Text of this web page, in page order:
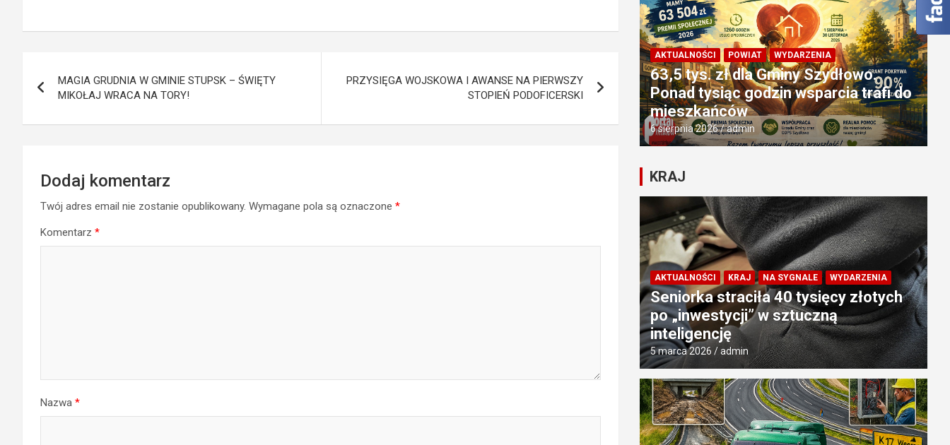
park miejski do
emerytur! Co się
minimalna
emerytura?
zakończona!
jakimi zabytkami
Mławskiego –
kobieca siła w
Chądzynach!
wpisu
MAGIA GRUDNIA W GMINIE STUPSK – ŚWIĘTY
MIKOŁAJ WRACA NA TORY!
PRZYSIĘGA WOJSKOWA I AWANSE NA PIERWSZY
STOPIEŃ PODOFICERSKI
Dodaj komentarz
Twój adres email nie zostanie opublikowany. Wymagane pola są oznaczone *
Komentarz *
Nazwa *
AKTUALNOŚCI POWIAT WYDARZENIA
63,5 tys. zł dla Gminy Szydłowo.
Ponad tysiąc godzin wsparcia trafi do
mieszkańców
6 sierpnia 2026 admin
KRAJ
AKTUALNOŚCI KRAJ NA SYGNALE WYDARZENIA
Seniorka straciła 40 tysięcy złotych
po „inwestycji” w sztuczną
inteligencję
5 marca 2026 admin